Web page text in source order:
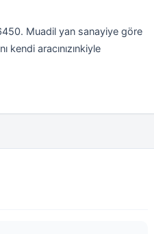
Muadil yan sanayiye göre
kendi aracınızınkiyle